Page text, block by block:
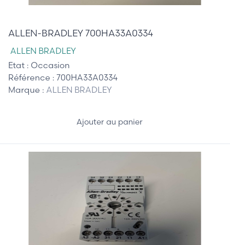
ALLEN-BRADLEY 700HA33A0334
ALLEN BRADLEY
Etat : Occasion
Référence : 700HA33A0334
Marque : ALLEN BRADLEY
Ajouter au panier